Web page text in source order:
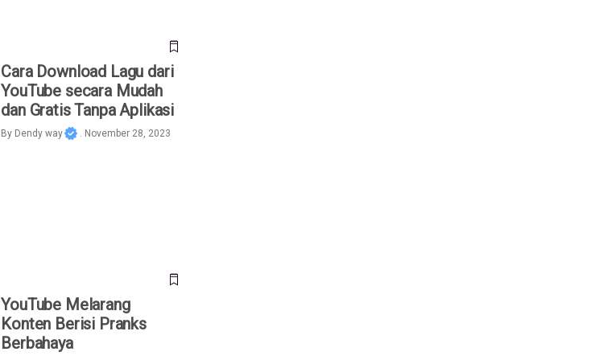
Cara Download Lagu dari
YouTube secara Mudah
dan Gratis Tanpa Aplikasi
By Dendy way . November 28, 2023
YouTube Melarang
Konten Berisi Pranks
Berbahaya